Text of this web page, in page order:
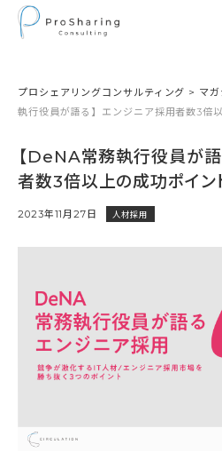
プロシェアリングコンサルティング > マ
執行役員が語る】エンジニア採用者数3倍
【DeNA常務執行役員が語
者数3倍以上の成功ポイン
2023年11月27日 人材採用